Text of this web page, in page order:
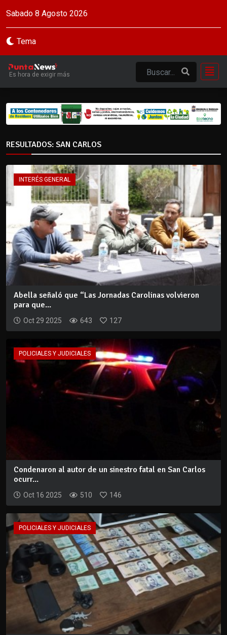
Sabado 8 Agosto 2026
Tema
Es hora de exigir más
RESULTADOS: SAN CARLOS
INTERÉS GENERAL
Abella señaló que “Las Jornadas Carolinas volvieron
para que...
Oct 29 2025 643 127
POLICIALES Y JUDICIALES
Condenaron al autor de un sinestro fatal en San Carlos
ocurr...
Oct 16 2025 510 146
POLICIALES Y JUDICIALES